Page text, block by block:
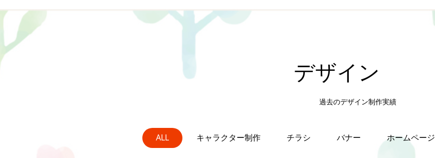
デザイン
過去のデザイン制作実績
ALL キャラクター制作 チラシ バナー ホームページ